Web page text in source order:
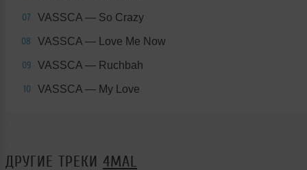
07 VASSCA — So Crazy
08 VASSCA — Love Me Now
09 VASSCA — Ruchbah
10 VASSCA — My Love
ДРУГИЕ ТРЕКИ 4MAL